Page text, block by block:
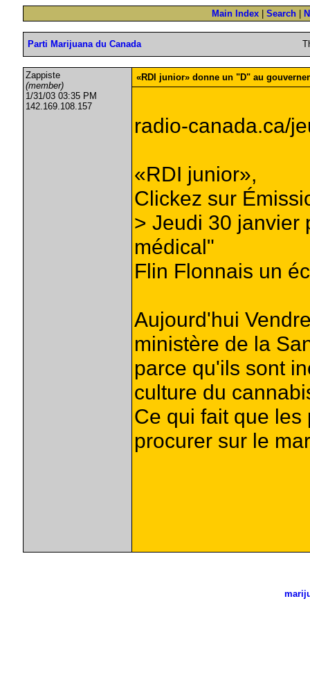
Main Index Search
Parti Marijuana du Canada
Zappiste
(member)
1/31/03 03:35 PM
142.169.108.157
«RDI junior» donne un "D" au
radio-canada.ca/
«RDI junior»,
Clickez sur
> Jeudi 30 janvier
médical"
Flin Flonnais un
Aujourd'hui
ministère de la
parce qu'ils sont
culture du
Ce qui fait que les
procurer sur le